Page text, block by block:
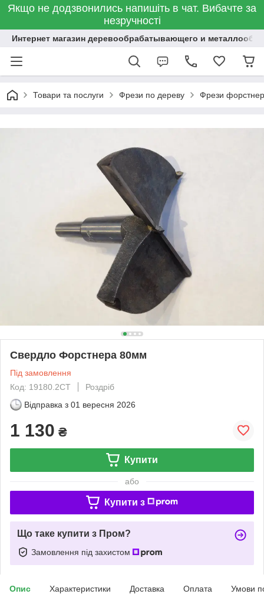
Якщо не додзвонились напишіть в чат. Вибачте за
незручності
Интернет магазин деревообрабатывающего и
Товари та послуги Фрези по дереву Фрези
Свердло Форстнера 80мм
Під замовлення
Код: 19180.2CT
Роздріб
Відправка з 01 вересня 2026
1 130 ₴
Купити
або
Купити з
Що таке купити з Пром?
Замовлення під захистом
Опис Характеристики Доставка Оплата Умови